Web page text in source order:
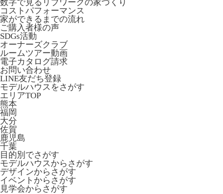
数字で見るリブワークの家づくり
コストパフォーマンス
家ができるまでの流れ
ご購入者様の声
SDGs活動
オーナーズクラブ
ルームツアー動画
電子カタログ請求
お問い合わせ
LINE友だち登録
モデルハウスをさがす
エリアTOP
熊本
福岡
大分
佐賀
鹿児島
千葉
目的別でさがす
モデルハウスからさがす
デザインからさがす
イベントからさがす
見学会からさがす